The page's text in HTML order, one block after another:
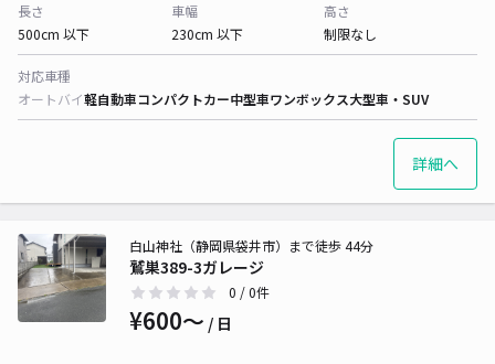
長さ
500cm 以下
車幅
230cm 以下
高さ
制限なし
対応車種
オートバイ軽自動車コンパクトカー中型車ワンボックス大型車・SUV
詳細へ
鷲巣389-3ガレージ
白山神社（静岡県袋井市）まで徒歩 44分
0 / 0件
¥600〜 / 日